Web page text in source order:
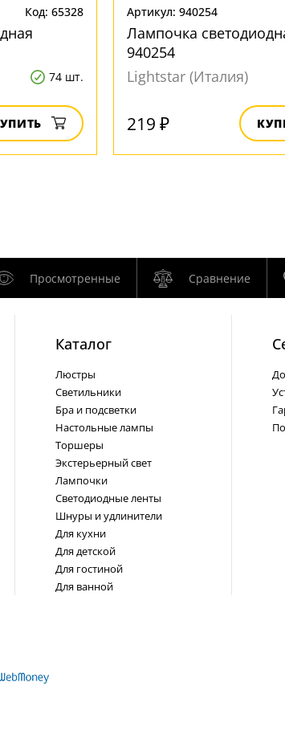
Код: 65328
74 шт.
Артикул: 940254
Лампочка
940254
Lightstar (Италия)
219 ₽
Просмотренные Сравнение
Каталог
Люстры
Светильники
Бра и подсветки
Настольные лампы
Торшеры
Экстерьерный свет
Лампочки
Светодиодные ленты
Шнуры и удлинители
Для кухни
Для детской
Для гостиной
Для ванной